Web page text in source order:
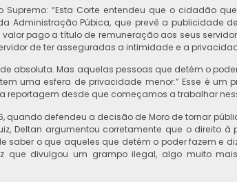
Supremo: “Esta Corte entendeu que o cidadão
Administração Púbica, que prevê a publicidade de
valor pago a título de remuneração aos seus
de ter asseguradas a intimidade e a
absoluta. Mas aquelas pessoas que detém o
uma esfera de privacidade menor.” Esse é um
reportagem desde que começamos a trabalhar
quando defendeu a decisão de Moro de tornar
Deltan argumentou corretamente que o direito
saber o que aqueles que detém o poder fazem e
que divulgou um grampo ilegal, algo muito